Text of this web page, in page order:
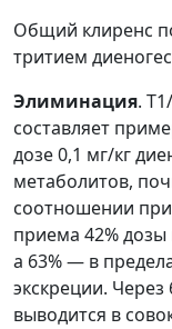
Общий клиренс
тритием
Элиминация.
составляет
дозе 0,1 мг/кг
метаболитов,
соотношении
приема 42% дозы
а 63% — в
экскреции.
выводится в